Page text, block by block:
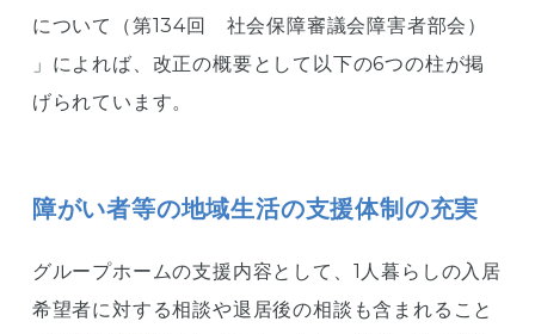
について（第134回 社会保障審議会障害者部会）
」によれば、改正の概要として以下の6つの柱が掲
げられています。
障がい者等の地域生活の支援体制の充実
グループホームの支援内容として、1人暮らしの入居
希望者に対する相談や退居後の相談も含まれること